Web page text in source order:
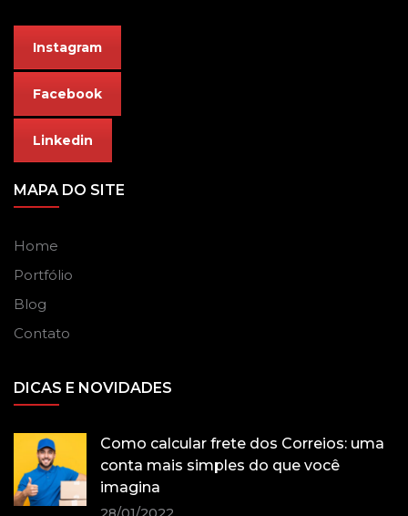
Instagram
Facebook
Linkedin
MAPA DO SITE
Home
Portfólio
Blog
Contato
DICAS E NOVIDADES
Como calcular frete dos Correios: uma
conta mais simples do que você
imagina